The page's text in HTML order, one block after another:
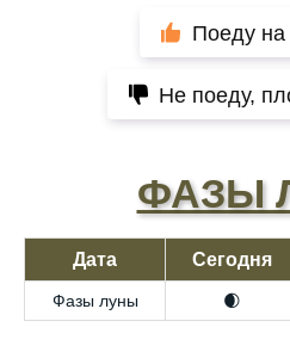
Поеду
Не поеду,
ФАЗЫ
Дата Сегодня
Фазы луны 🌒